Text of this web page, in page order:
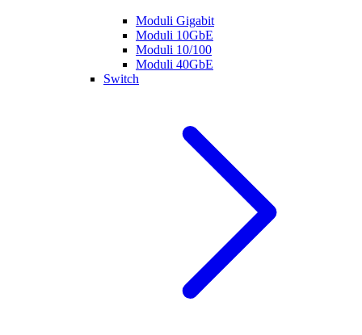
Moduli Gigabit
Moduli 10GbE
Moduli 10/100
Moduli 40GbE
Switch